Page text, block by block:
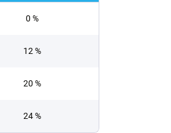
0 %
12 %
20 %
24 %